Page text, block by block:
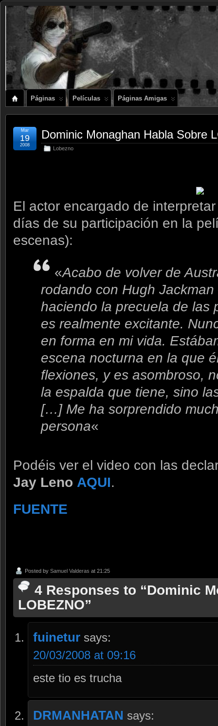
Páginas Películas Páginas Amigas
Dominic Monaghan Habla Sobre
Lobezno
Mar
19
2008
El actor encargado de
días de su participación en la
escenas):
«Acabo de volver de
rodando con Hugh
haciendo la precuela de las
es realmente excitante.
en forma en mi vida.
escena nocturna en la que
flexiones, y es asombroso,
la espalda que tiene, sino
[…] Me ha sorprendido
persona«
Podéis ver el video con las
Jay Leno AQUI.
FUENTE
Posted by Samuel Valderas at 21:25
4 Responses to “Dominic
LOBEZNO”
fuinetur says:
20/03/2008 at 09:16
este tio es trucha
DRMANHATAN says: